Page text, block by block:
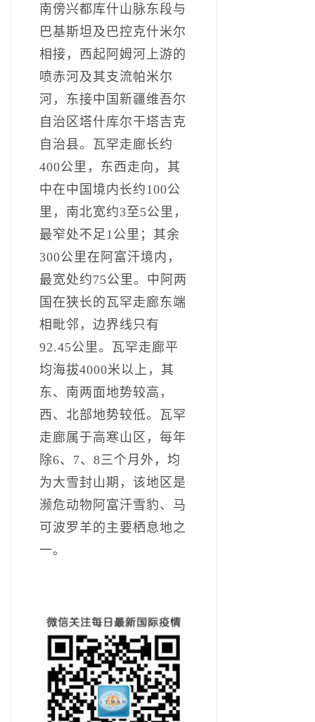
南傍兴都库什山脉东段与
巴基斯坦及巴控克什米尔
相接，西起阿姆河上游的
喷赤河及其支流帕米尔
河，东接中国新疆维吾尔
自治区塔什库尔干塔吉克
自治县。瓦罕走廊长约
400公里，东西走向，其
中在中国境内长约100公
里，南北宽约3至5公里，
最窄处不足1公里；其余
300公里在阿富汗境内，
最宽处约75公里。中阿两
国在狭长的瓦罕走廊东端
相毗邻，边界线只有
92.45公里。瓦罕走廊平
均海拔4000米以上，其
东、南两面地势较高，
西、北部地势较低。瓦罕
走廊属于高寒山区，每年
除6、7、8三个月外，均
为大雪封山期，该地区是
濒危动物阿富汗雪豹、马
可波罗羊的主要栖息地之
一。